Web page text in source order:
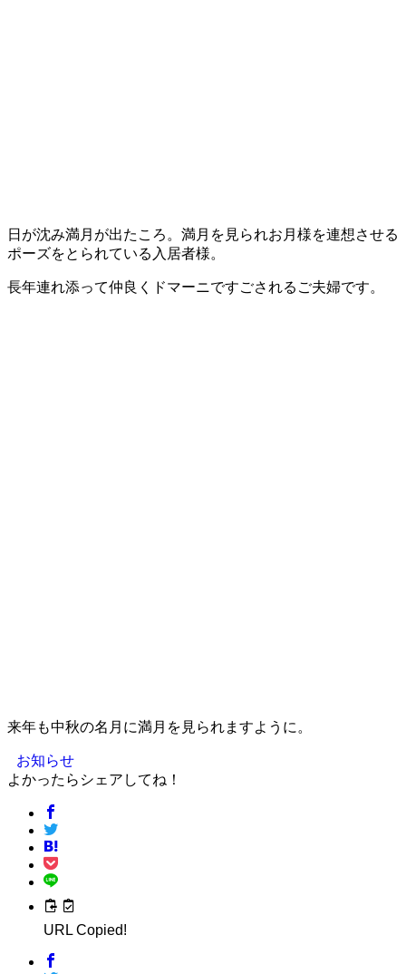
日が沈み満月が出たころ。満月を見られお月様を連想させる
ポーズをとられている入居者様。
長年連れ添って仲良くドマーニですごされるご夫婦です。
来年も中秋の名月に満月を見られますように。
お知らせ
よかったらシェアしてね！
URL Copied!